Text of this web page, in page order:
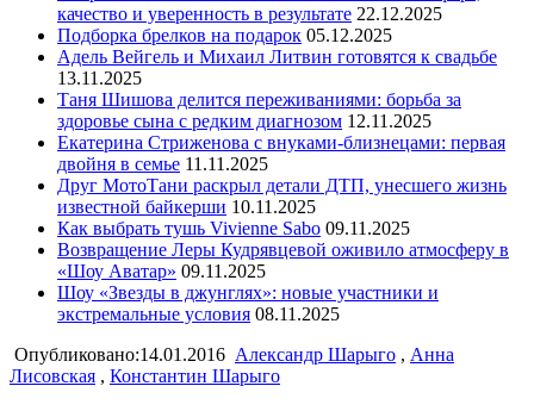
качество и уверенность в результате 22.12.2025
Подборка брелков на подарок 05.12.2025
Адель Вейгель и Михаил Литвин готовятся к свадьбе
13.11.2025
Таня Шишова делится переживаниями: борьба за
здоровье сына с редким диагнозом 12.11.2025
Екатерина Стриженова с внуками-близнецами: первая
двойня в семье 11.11.2025
Друг МотоТани раскрыл детали ДТП, унесшего жизнь
известной байкерши 10.11.2025
Как выбрать тушь Vivienne Sabo 09.11.2025
Возвращение Леры Кудрявцевой оживило атмосферу в
«Шоу Аватар» 09.11.2025
Шоу «Звезды в джунглях»: новые участники и
экстремальные условия 08.11.2025
Опубликовано:14.01.2016 Александр Шарыго , Анна
Лисовская , Константин Шарыго